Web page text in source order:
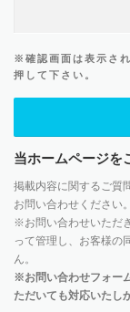
※確認画面は表示さ
押して下さい。
当ホームページを
掲載内容に関するご質
お問い合わせください。
※お問い合わせいただ
って管理し、お客様の
ん。
※お問い合わせフォー
ただいても対応いたし